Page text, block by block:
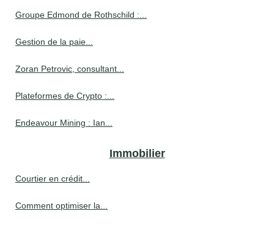
Groupe Edmond de Rothschild :...
Gestion de la paie...
Zoran Petrovic, consultant...
Plateformes de Crypto :...
Endeavour Mining : Ian...
Immobilier
Courtier en crédit...
Comment optimiser la...